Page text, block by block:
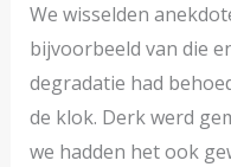
We wisselden
bijvoorbeeld van die
degradatie had
de klok. Derk werd
we hadden het ook